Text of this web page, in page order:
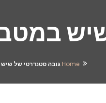
Home גובה סטנדרטי של